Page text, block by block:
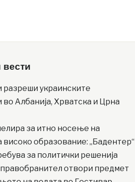
разреши украинските
Албанија, Хрватска и Црна
за итно носење на
високо образование: „Бадентер“
за политички решенија
отвори предмет